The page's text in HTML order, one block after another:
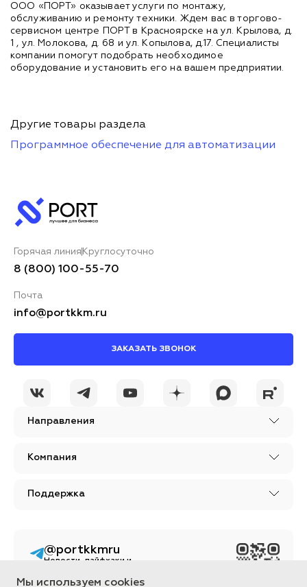
ООО «ПОРТ» оказывает услуги по монтажу,
обслуживанию и ремонту техники. Ждем вас в торгово-
сервисном центре ПОРТ в Красноярске на ул. Крылова, д.
1 , ул. Молокова, д. 68 и ул. Копылова, д.17. Специалисты
компании помогут подобрать необходимое
оборудование и установить его на вашем предприятии.
Другие товары раздела
Программное обеспечение для автоматизации
Направления
Компания
Поддержка
Горячая линия Круглосуточно
8 (800) 100-55-70
Почта
info@portkkm.ru
ЗАКАЗАТЬ ЗВОНОК
@portkkmru
Новости, лайфхаки и
контент PORT - бизнес
Мы используем cookies